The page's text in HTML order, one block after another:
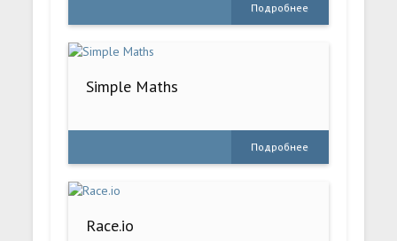
Подробнее
Simple Maths
Подробнее
Race.io